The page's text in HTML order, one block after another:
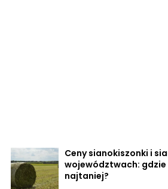
Ceny sianokiszonki i
województwach: gdzie
najtaniej?